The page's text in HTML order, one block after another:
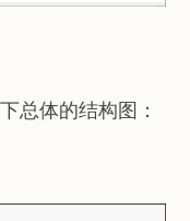
总体的结构图：